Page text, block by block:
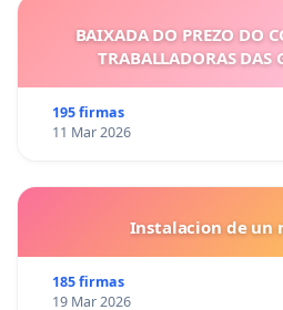
BAIXADA DO PREZO DO
TRABALLADORAS DAS
195 firmas
11 Mar 2026
Instalacion de un
185 firmas
19 Mar 2026